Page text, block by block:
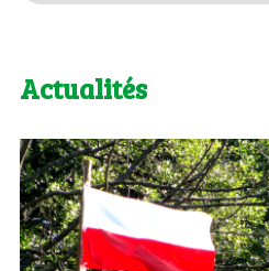
Actualités